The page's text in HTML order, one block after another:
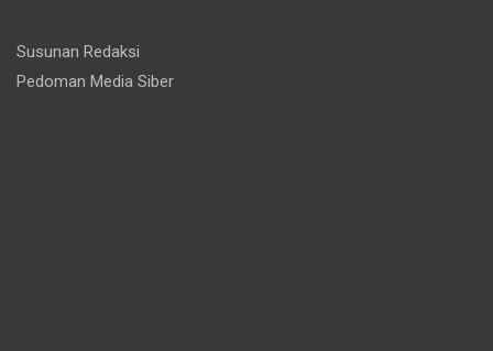
Susunan Redaksi
Pedoman Media Siber